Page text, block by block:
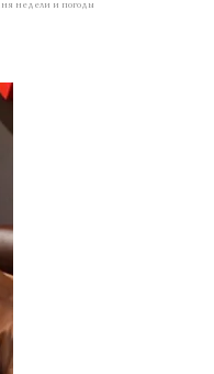
недели и погоды